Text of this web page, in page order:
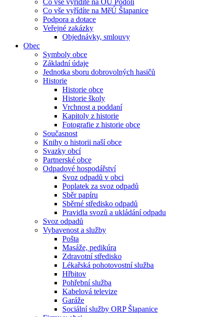
Co vše vyřídíte na OÚ Podolí
Co vše vyřídíte na MěÚ Šlapanice
Podpora a dotace
Veřejné zakázky
Objednávky, smlouvy
Obec
Symboly obce
Základní údaje
Jednotka sboru dobrovolných hasičů
Historie
Historie obce
Historie školy
Vrchnost a poddaní
Kapitoly z historie
Fotografie z historie obce
Současnost
Knihy o historii naší obce
Svazky obcí
Partnerské obce
Odpadové hospodářství
Svoz odpadů v obci
Poplatek za svoz odpadů
Sběr papíru
Sběrné středisko odpadů
Pravidla svozů a ukládání odpadu
Svoz odpadů
Vybavenost a služby
Pošta
Masáže, pedikúra
Zdravotní středisko
Lékařská pohotovostní služba
Hřbitov
Pohřební služba
Kabelová televize
Garáže
Sociální služby ORP Šlapanice